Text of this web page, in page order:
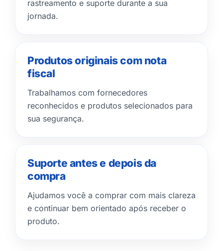
rastreamento e suporte durante a sua
jornada.
Produtos originais com nota
fiscal
Trabalhamos com fornecedores
reconhecidos e produtos selecionados para
sua segurança.
Suporte antes e depois da
compra
Ajudamos você a comprar com mais clareza
e continuar bem orientado após receber o
produto.